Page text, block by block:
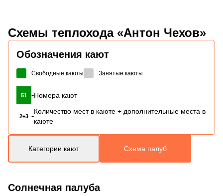
Схемы теплохода «Антон Чехов»
Обозначения кают
Свободные каюты Занятые каюты
51 -Номера кают
2+3 -
Количество мест в каюте + дополнительные места в
каюте
Категории кают Схема палуб
Солнечная палуба